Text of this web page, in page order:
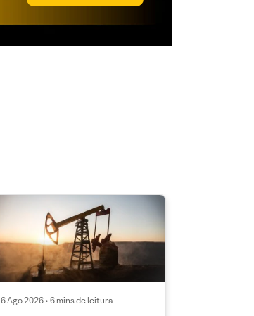
6 Ago 2026 • 6 mins de leitura